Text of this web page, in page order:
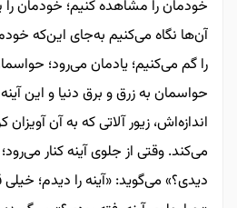
خودمان را مشاهده کنیم؛ خودمان را
آن‌ها نگاه می‌کنیم به‌جای این‌که
را گم می‌کنیم؛ یادمان می‌رود؛
حواسمان به زرق‌ و برق دنیا و این
اندازه‌اش، زیور آلاتی که به آن
می‌کند. وقتی از جلوی آینه کنار
دیدی؟» می‌گوید: «آینه را دیدم؛